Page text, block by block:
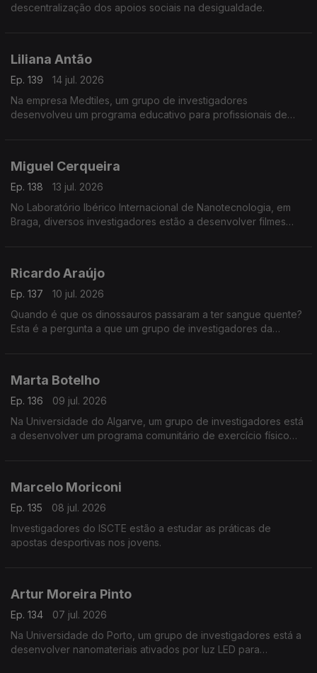
descentralização dos apoios sociais na desigualdade.
Liliana Antão
Ep. 139
14 jul. 2026
Na empresa Medtiles, um grupo de investigadores
desenvolveu um programa educativo para profissionais de
Miguel Cerqueira
Ep. 138
13 jul. 2026
No Laboratório Ibérico Internacional de Nanotecnologia, em
Braga, diversos investigadores estão a desenvolver filmes
Ricardo Araújo
Ep. 137
10 jul. 2026
Quando é que os dinossauros passaram a ter sangue quente?
Esta é a pergunta a que um grupo de investigadores da
Marta Botelho
Ep. 136
09 jul. 2026
Na Universidade do Algarve, um grupo de investigadores está
a desenvolver um programa comunitário de exercício físico
Marcelo Moriconi
Ep. 135
08 jul. 2026
Investigadores do ISCTE estão a estudar as práticas de
apostas desportivas nos jovens.
Artur Moreira Pinto
Ep. 134
07 jul. 2026
Na Universidade do Porto, um grupo de investigadores está a
desenvolver nanomateriais ativados por luz LED para